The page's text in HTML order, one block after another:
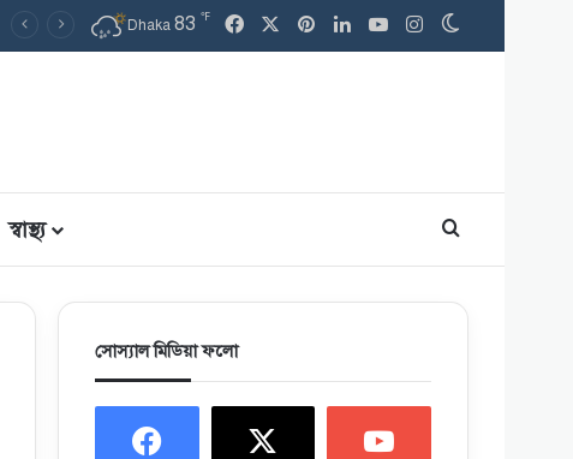
Dhaka 83 ℉ Facebook PinterestLinkedInYouTubeInstagram
স্বাস্থ্য Search for
সোস্যাল মিডিয়া ফলো